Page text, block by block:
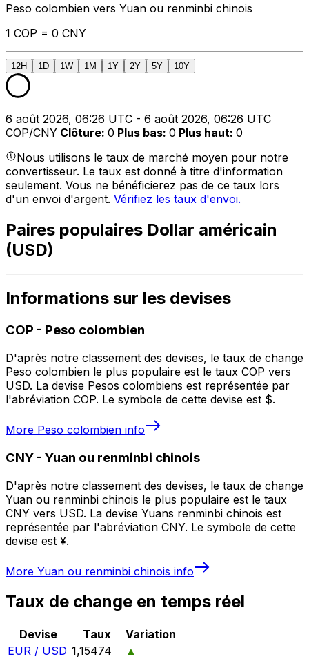
Peso colombien vers Yuan ou renminbi chinois
1 COP = 0 CNY
12H 1D 1W 1M 1Y 2Y 5Y 10Y
6 août 2026, 06:26 UTC - 6 août 2026, 06:26 UTC
COP/CNY Clôture: 0 Plus bas: 0 Plus haut: 0
Nous utilisons le taux de marché moyen pour notre
convertisseur. Le taux est donné à titre d'information
seulement. Vous ne bénéficierez pas de ce taux lors
d'un envoi d'argent. Vérifiez les taux d'envoi.
Paires populaires Dollar américain
(USD)
Informations sur les devises
COP - Peso colombien
D'après notre classement des devises, le taux de change
Peso colombien le plus populaire est le taux COP vers
USD. La devise Pesos colombiens est représentée par
l'abréviation COP. Le symbole de cette devise est $.
More Peso colombien info
CNY - Yuan ou renminbi chinois
D'après notre classement des devises, le taux de change
Yuan ou renminbi chinois le plus populaire est le taux
CNY vers USD. La devise Yuans renminbi chinois est
représentée par l'abréviation CNY. Le symbole de cette
devise est ¥.
More Yuan ou renminbi chinois info
Taux de change en temps réel
Devise Taux
Variation
EUR / USD 1,15474
▲